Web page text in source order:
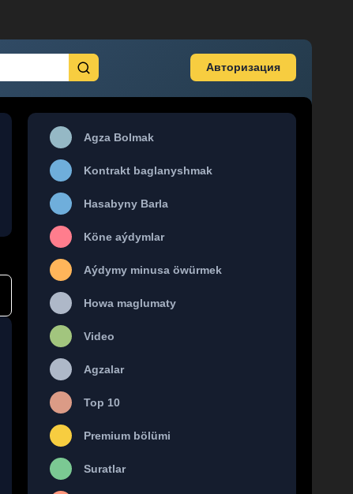
Авторизация
Agza Bolmak
Kontrakt baglanyshmak
Hasabyny Barla
Köne aýdymlar
Aýdymy minusa öwürmek
Howa maglumaty
Video
Agzalar
Top 10
Premium bölümi
Suratlar